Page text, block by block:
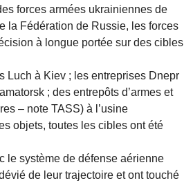
forces armées ukrainiennes de
la Fédération de Russie, les forces
à longue portée sur des cibles
Luch à Kiev ; les entreprises Dnepr
; des entrepôts d’armes et
– note TASS) à l’usine
objets, toutes les cibles ont été
le système de défense aérienne
de leur trajectoire et ont touché